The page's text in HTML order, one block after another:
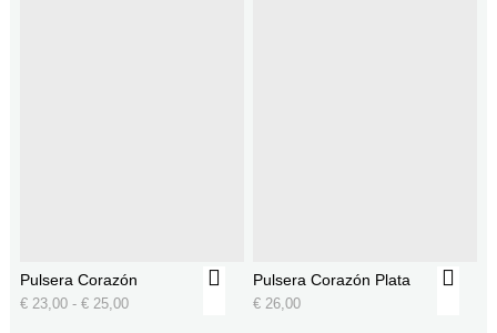
Pulsera Corazón
€23,00 - €25,00
Pulsera Corazón Plata
€ 26,00